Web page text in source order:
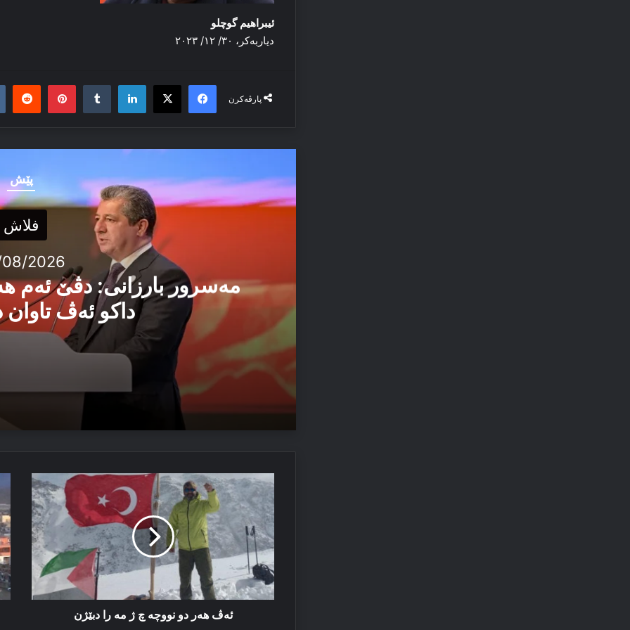
ئیبراهیم گوچلو
دیاربه‌کر، ۳۰/ ۱۲/ ۲۰۲۳
پارڤەکرن
Facebook
X
LinkedIn
Tumblr
پێش
فلاش
2026
مەسرور بارزانی: دڤێ ئەم
داکو ئەڤ تاوان
04/08/2026
مەسرور بارزانی: دڤێ ئەم هەموو ب هەڤ را کاربکن
ئێزدیۆ رابە ژ خەوێئەڤ
هەر
دو
نووچە
چ
ژ
مە
را
دبێژن
ئەڤ هەر دو نووچە چ ژ مە را دبێژن
بۆ